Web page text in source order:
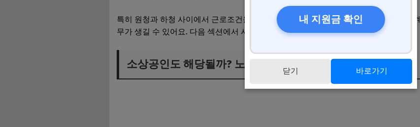
특히 원청과 하청 사이에서 근로조건을 실질적으로 좌우하는 위치에 있다면, 직접 근로
무가 생길 수 있어요. 다음 섹션에서 사용자 판단 기준을 구체적으로 짚어 보겠습니다.
소상공인도 해당될까? 노란봉투법 사용자 판단 기준 5가지
내 지원금 확인
닫기 바로가기